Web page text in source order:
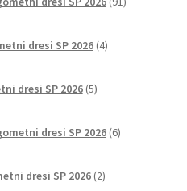
izdelkov
dresi SP 2026 4izdelki
dresi SP 2026 5izdelkov
dresi SP 2026 6izdelkov
dresi SP 2026 2izdelka